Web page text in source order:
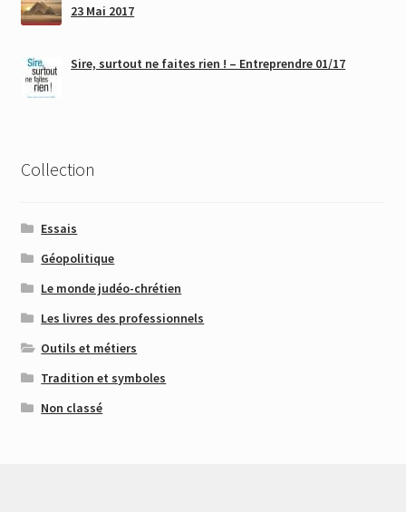
23 Mai 2017
Sire, surtout ne faites rien ! – Entreprendre 01/17
Collection
Essais
Géopolitique
Le monde judéo-chrétien
Les livres des professionnels
Outils et métiers
Tradition et symboles
Non classé